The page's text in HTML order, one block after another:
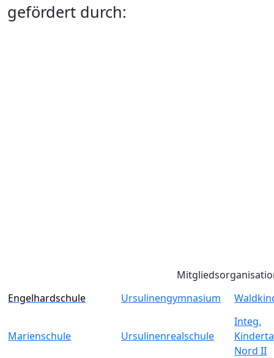
gefördert durch:
Engelhardschule
Ursulinengymnasium
Marienschule Ursulinenrealschule
Integ.
Nord II